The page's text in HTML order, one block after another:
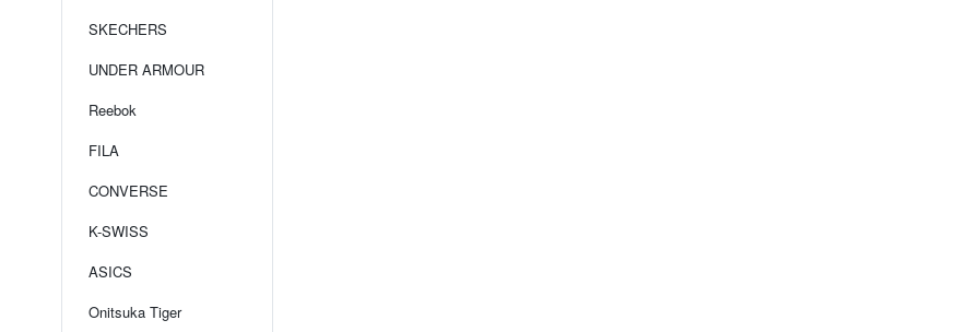
SKECHERS
UNDER ARMOUR
Reebok
FILA
CONVERSE
K-SWISS
ASICS
Onitsuka Tiger